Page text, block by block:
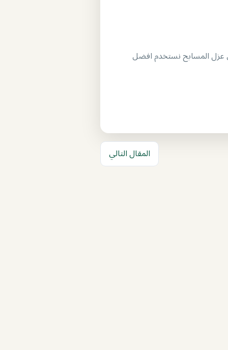
المسابحنستخدم افضل
المقال التالي